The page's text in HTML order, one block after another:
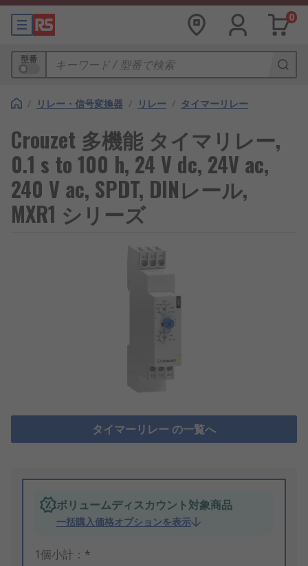
0
型番
/ リレー・信号変換器 / リレー / タイマーリレー
Crouzet 多機能 タイマリレー,
0.1 s to 100 h, 24 V dc, 24V ac,
240 V ac, SPDT, DINレール,
MXR1 シリーズ
タイマーリレー の一覧へ
ボリュームディスカウント対象商品
一括購入価格オプションを表示
1個小計：*